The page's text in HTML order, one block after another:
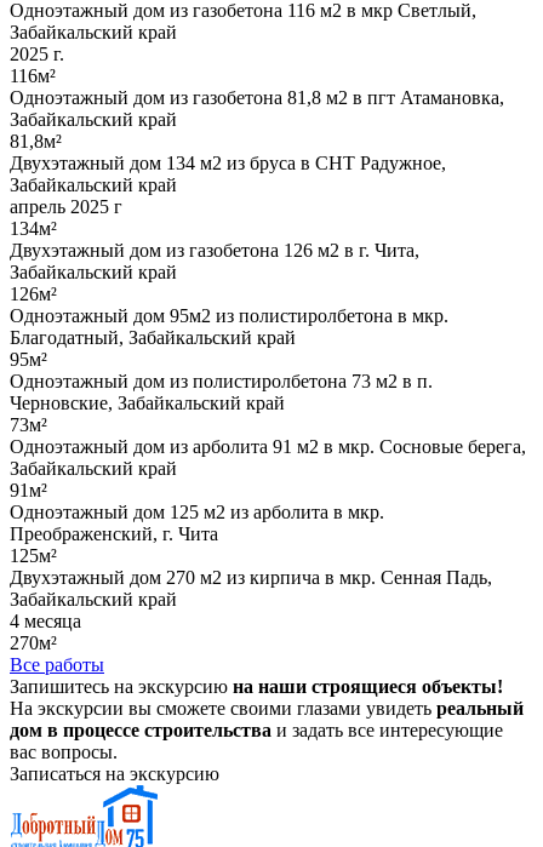
Одноэтажный дом из газобетона 116 м2 в мкр Светлый,
Забайкальский край
2025 г.
116м²
Одноэтажный дом из газобетона 81,8 м2 в пгт Атамановка,
Забайкальский край
81,8м²
Двухэтажный дом 134 м2 из бруса в СНТ Радужное,
Забайкальский край
апрель 2025 г
134м²
Двухэтажный дом из газобетона 126 м2 в г. Чита,
Забайкальский край
126м²
Одноэтажный дом 95м2 из полистиролбетона в мкр.
Благодатный, Забайкальский край
95м²
Одноэтажный дом из полистиролбетона 73 м2 в п.
Черновские, Забайкальский край
73м²
Одноэтажный дом из арболита 91 м2 в мкр. Сосновые берега,
Забайкальский край
91м²
Одноэтажный дом 125 м2 из арболита в мкр.
Преображенский, г. Чита
125м²
Двухэтажный дом 270 м2 из кирпича в мкр. Сенная Падь,
Забайкальский край
4 месяца
270м²
Все работы
Запишитесь на экскурсию на наши строящиеся объекты!
На экскурсии вы сможете своими глазами увидеть реальный
дом в процессе строительства и задать все интересующие
вас вопросы.
Записаться на экскурсию